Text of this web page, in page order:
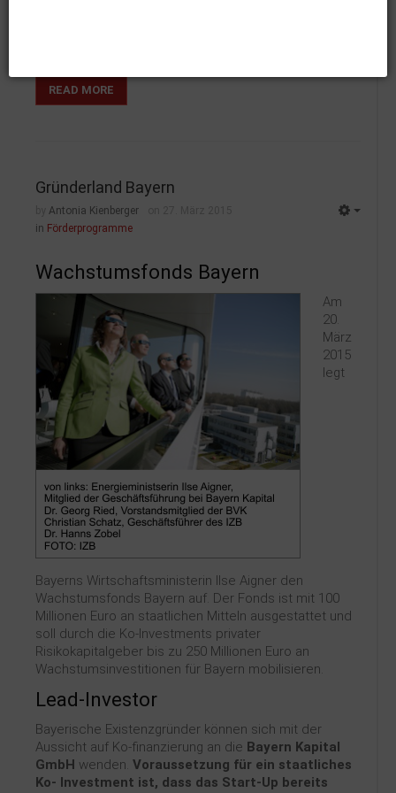
READ MORE
Gründerland Bayern
Antonia Kienberger
in Förderprogramme
Wachstumsfonds Bayern
Am
20.
März
2015
legt
Bayerns Wirtschaftsministerin Ilse Aigner den
Wachstumsfonds Bayern auf. Der Fonds ist mit 100
Millionen Euro an staatlichen Mitteln ausgestattet und
soll durch die Ko-Investments privater
Risikokapitalgeber bis zu 250 Millionen Euro an
Wachstumsinvestitionen für Bayern mobilisieren.
Lead-Investor
Bayerische Existenzgründer können sich mit der
Aussicht auf Ko-finanzierung an die Bayern Kapital
GmbH wenden. Voraussetzung für ein staatliches
Ko- Investment ist, dass das Start-Up bereits